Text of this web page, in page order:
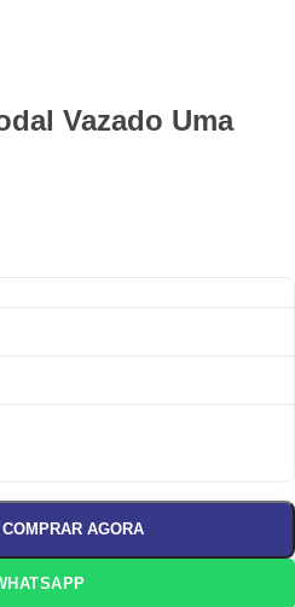
Vazado Uma
COMPRAR AGORA